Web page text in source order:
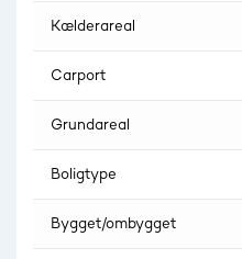
Kælderareal
Carport
Grundareal
Boligtype
Bygget/ombygget